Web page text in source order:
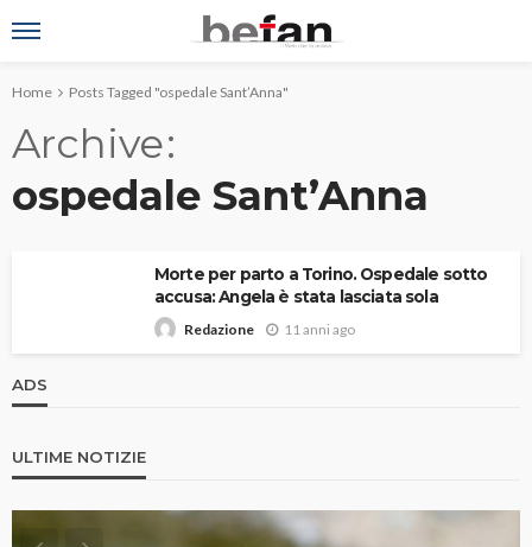
Home Posts Tagged "ospedale Sant’Anna"
Archive
ospedale Sant’Anna
Morte per parto a Torino. Ospedale sotto
accusa: Angela è stata lasciata sola
Redazione 11 anni ago
ADS
ULTIME NOTIZIE